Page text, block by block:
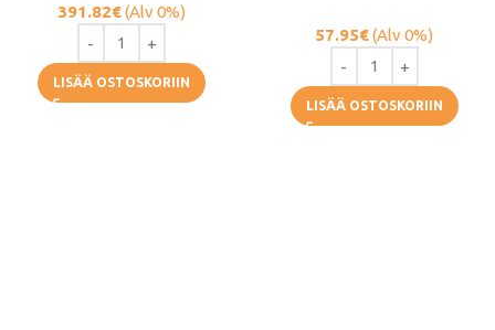
391.82€(Alv 0%)
LISÄÄ OSTOSKORIIN
57.95€(Alv 0%)
LISÄÄ OSTOSKORIIN